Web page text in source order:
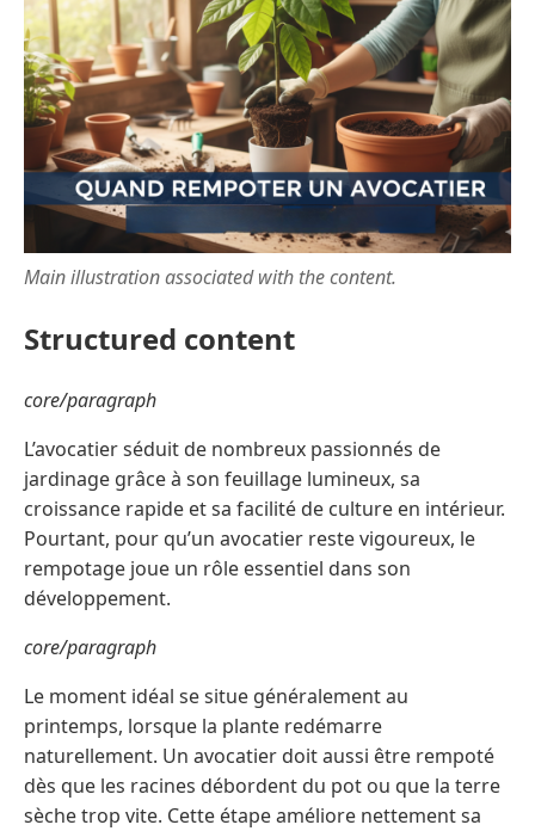
Main illustration associated with the content.
Structured content
core/paragraph
L’avocatier séduit de nombreux passionnés de
jardinage grâce à son feuillage lumineux, sa
croissance rapide et sa facilité de culture en intérieur.
Pourtant, pour qu’un avocatier reste vigoureux, le
rempotage joue un rôle essentiel dans son
développement.
core/paragraph
Le moment idéal se situe généralement au
printemps, lorsque la plante redémarre
naturellement. Un avocatier doit aussi être rempoté
dès que les racines débordent du pot ou que la terre
sèche trop vite. Cette étape améliore nettement sa